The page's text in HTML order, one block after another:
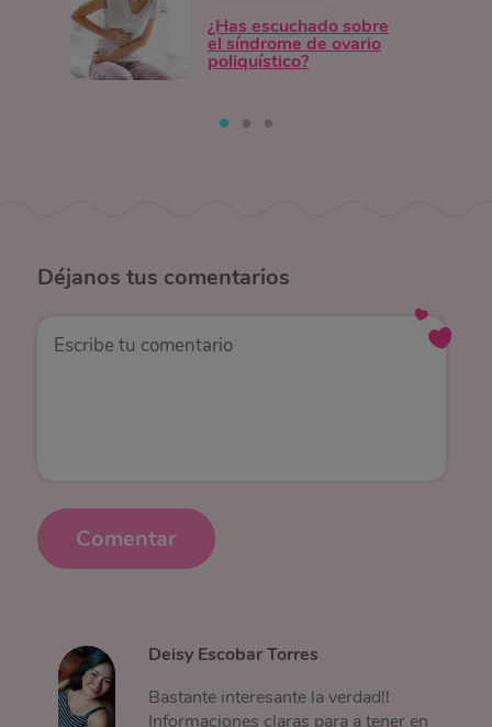
¿Has escuchado sobre
el síndrome de ovario
poliquístico?
Déjanos tus comentarios
Comentar
Deisy Escobar Torres
Bastante interesante la verdad!!
Informaciones claras para a tener en